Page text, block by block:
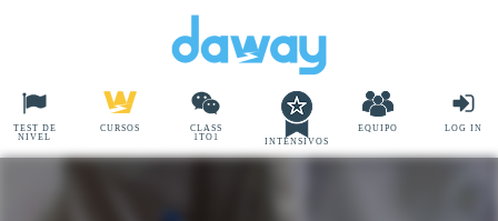
TEST DE
NIVEL
CURSOS
CLASS
1TO1
INTENSIVOS
EQUIPO LOG IN